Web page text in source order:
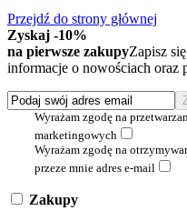
Przejdź do strony głównej
Zyskaj -10%
na pierwsze zakupyZapisz
informacje o nowościach oraz
Wyrażam zgodę na
marketingowych
Wyrażam zgodę na
przeze mnie adres e-mail
Zakupy